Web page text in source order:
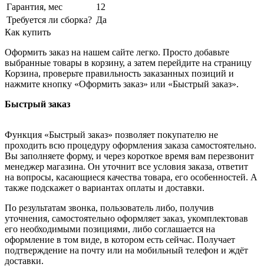
Гарантия, мес
12
Требуется ли сборка? Да
Как купить
Оформить заказ на нашем сайте легко. Просто добавьте
выбранные товары в корзину, а затем перейдите на страницу
Корзина, проверьте правильность заказанных позиций и
нажмите кнопку «Оформить заказ» или «Быстрый заказ».
Быстрый заказ
Функция «Быстрый заказ» позволяет покупателю не
проходить всю процедуру оформления заказа самостоятельно.
Вы заполняете форму, и через короткое время вам перезвонит
менеджер магазина. Он уточнит все условия заказа, ответит
на вопросы, касающиеся качества товара, его особенностей. А
также подскажет о вариантах оплаты и доставки.
По результатам звонка, пользователь либо, получив
уточнения, самостоятельно оформляет заказ, укомплектовав
его необходимыми позициями, либо соглашается на
оформление в том виде, в котором есть сейчас. Получает
подтверждение на почту или на мобильный телефон и ждёт
доставки.